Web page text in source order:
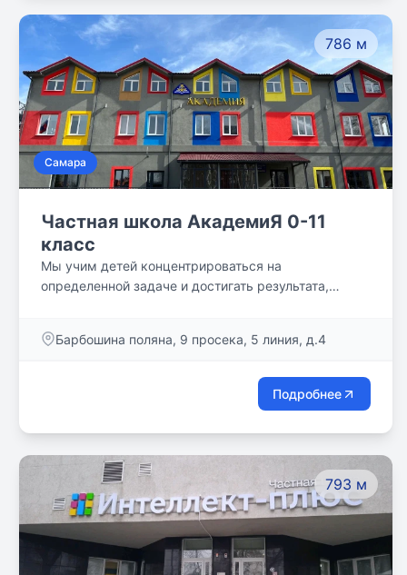
786 м
Самара
Частная школа АкадемиЯ 0-11
класс
Мы учим детей концентрироваться на
определенной задаче и достигать результата,
проверка результата. Ребенок по своему
пункту задания на день или немного передохнуть,
но при этом он понимает, что задание он должен
самодисциплины и организации.
Барбошина поляна, 9 просека, 5 линия, д.4
Подробнее
793 м